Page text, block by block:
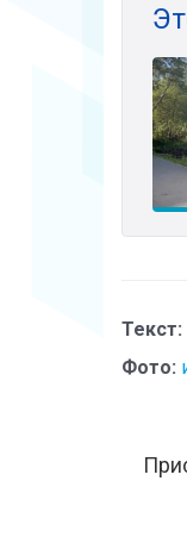
Текст:
Фото: